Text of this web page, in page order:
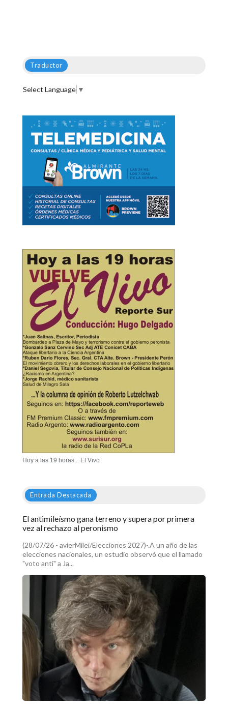
Traductor
Select Language ▼
Hoy a las 19 horas... El Vivo
Entrada Destacada
El antimileísmo gana terreno y supera por primera
vez al rechazo al peronismo
(28/07/26 - avierMilei/Elecciones 2027)-.A un año de las
elecciones nacionales, un estudio observó que el llamado
"voto anti" a Ja...